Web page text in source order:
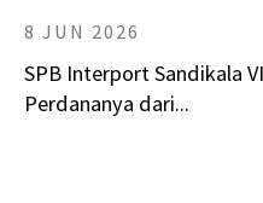
8 JUN 2026
SPB Interport Sandikala
Perdananya dari...